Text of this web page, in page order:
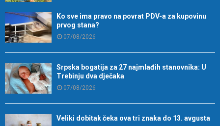
Ko sve ima pravo na povrat PDV-a za kupovinu
prvog stana?
07/08/2026
Srpska bogatija za 27 najmlađih stanovnika: U
Trebinju dva dječaka
07/08/2026
Veliki dobitak čeka ova tri znaka do 13. avgusta